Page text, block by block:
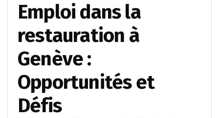
Emploi dans la
restauration à
Genève :
Opportunités et
Défis